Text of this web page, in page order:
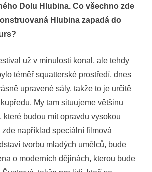
Dolu Hlubina. Co všechno zde
Hlubina zapadá do
už v minulosti konal, ale tehdy
téměř squatterské prostředí, dnes
upravené sály, takže to je určitě
My tam situujeme většinu
které budou mít opravdu vysokou
například speciální filmová
tvorbu mladých umělců, bude
o moderních dějinách, kterou bude